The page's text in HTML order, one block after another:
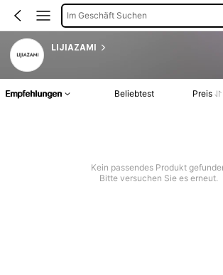
Im Geschäft Suchen
LIJIAZAMI
Empfehlungen Beliebtest Preis
Kein passendes Produkt
Bitte versuchen Sie es erneut.